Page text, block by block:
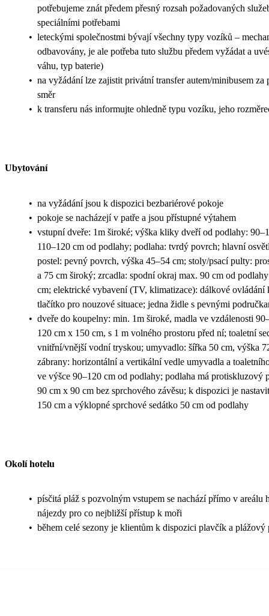
potřebujeme znát předem přesný rozsah požadovaných
speciálními potřebami
• leteckými společnostmi bývají všechny typy vozíků –
odbavovány, je ale potřeba tuto službu předem vyžádat a
váhu, typ baterie)
• na vyžádání lze zajistit privátní transfer autem/minibusem
směr
• k transferu nás informujte ohledně typu vozíku, jeho
Ubytování
• na vyžádání jsou k dispozici bezbariérové pokoje
• pokoje se nacházejí v patře a jsou přístupné výtahem
• vstupní dveře: 1m široké; výška kliky dveří od podlahy:
110–120 cm od podlahy; podlaha: tvrdý povrch; hlavní
postel: pevný povrch, výška 45–54 cm; stoly/psací pulty:
a 75 cm široký; zrcadla: spodní okraj max. 90 cm od
cm; elektrické vybavení (TV, klimatizace): dálkové
tlačítko pro nouzové situace; jedna židle s pevnými
• dveře do koupelny: min. 1m široké, madla ve vzdálenosti
120 cm x 150 cm, s 1 m volného prostoru před ní; toaletní
vnitřní/vnější vodní tryskou; umyvadlo: šířka 50 cm, výška
zábrany: horizontální a vertikální vedle umyvadla a
ve výšce 90–120 cm od podlahy; podlaha má protiskluzový
90 cm x 90 cm bez sprchového závěsu; k dispozici je
150 cm a výklopné sprchové sedátko 50 cm od podlahy
Okolí hotelu
• písčitá pláž s pozvolným vstupem se nachází přímo v areálu
nájezdy pro co nejbližší přístup k moři
• během celé sezony je klientům k dispozici plavčík a plážový